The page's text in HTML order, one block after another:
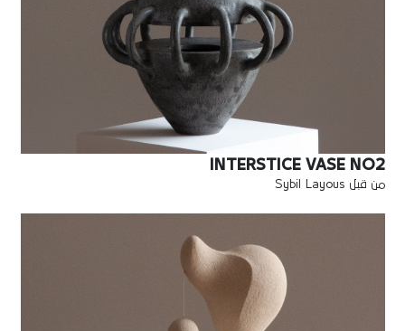
INTERSTICE VASE NO2
من قبل Sybil Layous